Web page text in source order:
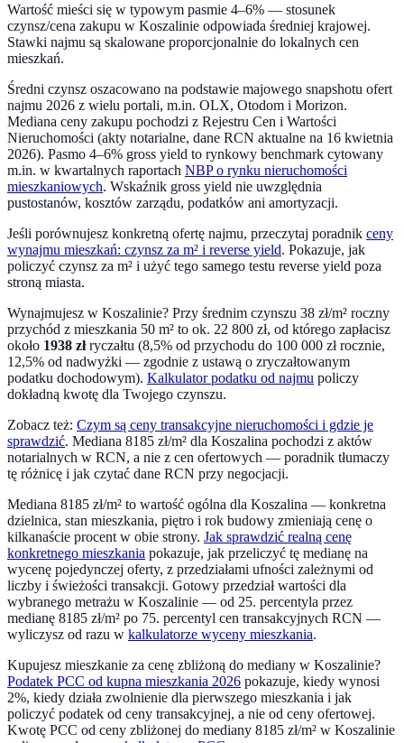
Wartość mieści się w typowym pasmie 4–6% — stosunek
czynsz/cena zakupu w Koszalinie odpowiada średniej krajowej.
Stawki najmu są skalowane proporcjonalnie do lokalnych cen
mieszkań.
Średni czynsz oszacowano na podstawie majowego snapshotu ofert
najmu 2026 z wielu portali, m.in. OLX, Otodom i Morizon.
Mediana ceny zakupu pochodzi z Rejestru Cen i Wartości
Nieruchomości (akty notarialne, dane RCN aktualne na 16 kwietnia
2026). Pasmo 4–6% gross yield to rynkowy benchmark cytowany
m.in. w kwartalnych raportach NBP o rynku nieruchomości
mieszkaniowych. Wskaźnik gross yield nie uwzględnia
pustostanów, kosztów zarządu, podatków ani amortyzacji.
Jeśli porównujesz konkretną ofertę najmu, przeczytaj poradnik ceny
wynajmu mieszkań: czynsz za m² i reverse yield. Pokazuje, jak
policzyć czynsz za m² i użyć tego samego testu reverse yield poza
stroną miasta.
Wynajmujesz w Koszalinie? Przy średnim czynszu 38 zł/m² roczny
przychód z mieszkania 50 m² to ok. 22 800 zł, od którego zapłacisz
około 1938 zł ryczałtu (8,5% od przychodu do 100 000 zł rocznie,
12,5% od nadwyżki — zgodnie z ustawą o zryczałtowanym
podatku dochodowym). Kalkulator podatku od najmu policzy
dokładną kwotę dla Twojego czynszu.
Zobacz też: Czym są ceny transakcyjne nieruchomości i gdzie je
sprawdzić. Mediana 8185 zł/m² dla Koszalina pochodzi z aktów
notarialnych w RCN, a nie z cen ofertowych — poradnik tłumaczy
tę różnicę i jak czytać dane RCN przy negocjacji.
Mediana 8185 zł/m² to wartość ogólna dla Koszalina — konkretna
dzielnica, stan mieszkania, piętro i rok budowy zmieniają cenę o
kilkanaście procent w obie strony. Jak sprawdzić realną cenę
konkretnego mieszkania pokazuje, jak przeliczyć tę medianę na
wycenę pojedynczej oferty, z przedziałami ufności zależnymi od
liczby i świeżości transakcji. Gotowy przedział wartości dla
wybranego metrażu w Koszalinie — od 25. percentyla przez
medianę 8185 zł/m² po 75. percentyl cen transakcyjnych RCN —
wyliczysz od razu w kalkulatorze wyceny mieszkania.
Kupujesz mieszkanie za cenę zbliżoną do mediany w Koszalinie?
Podatek PCC od kupna mieszkania 2026 pokazuje, kiedy wynosi
2%, kiedy działa zwolnienie dla pierwszego mieszkania i jak
policzyć podatek od ceny transakcyjnej, a nie od ceny ofertowej.
Kwotę PCC od ceny zbliżonej do mediany 8185 zł/m² w Koszalinie